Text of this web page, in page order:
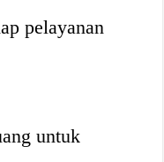
pelayanan
untuk